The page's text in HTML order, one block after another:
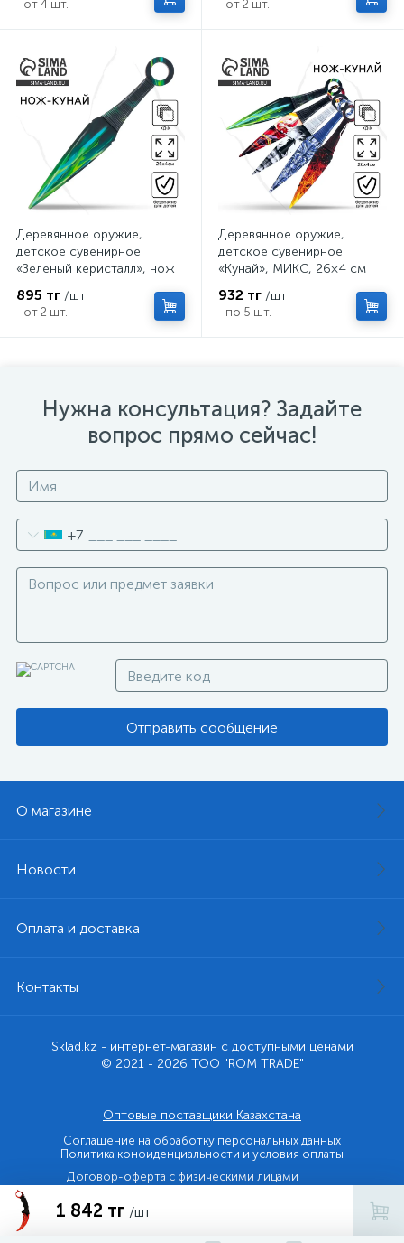
1 842 тг /шт
от 4 шт. от 2 шт.
Деревянное оружие,
детское сувенирное
«Зеленый керисталл», нож
895 тг /шт
от 2 шт.
Деревянное оружие,
детское сувенирное
«Кунай», МИКС, 26×4 см
932 тг /шт
по 5 шт.
Нужна консультация? Задайте
вопрос прямо сейчас!
+7
Отправить сообщение
О магазине
Новости
Оплата и доставка
Контакты
Sklad.kz - интернет-магазин с доступными ценами
© 2021 - 2026 ТОО "ROM TRADE"
Оптовые поставщики Казахстана
Соглашение на обработку персональных данных
Политика конфиденциальности и условия оплаты
Договор-оферта с физическими лицами
Договор-оферта с юридическими лицами и ИП